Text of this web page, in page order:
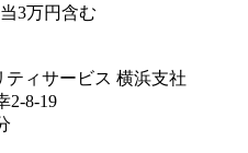
3万円含む
ィサービス 横浜支社
2-8-19